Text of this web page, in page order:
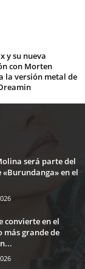
y su nueva
con Morten
la versión metal de
será parte del
«Burundanga» en el
convierte en el
más grande de